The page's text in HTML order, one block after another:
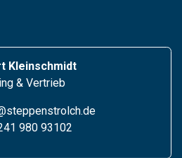
Kleinschmidt
& Vertrieb
980 93102